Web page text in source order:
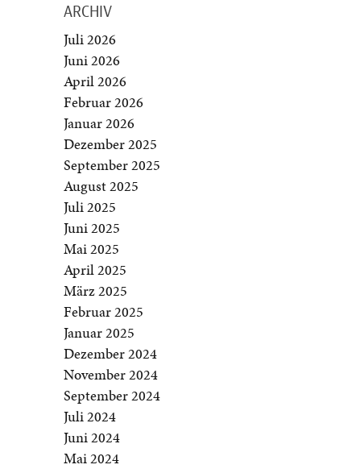
ARCHIV
Juli 2026
Juni 2026
April 2026
Februar 2026
Januar 2026
Dezember 2025
September 2025
August 2025
Juli 2025
Juni 2025
Mai 2025
April 2025
März 2025
Februar 2025
Januar 2025
Dezember 2024
November 2024
September 2024
Juli 2024
Juni 2024
Mai 2024